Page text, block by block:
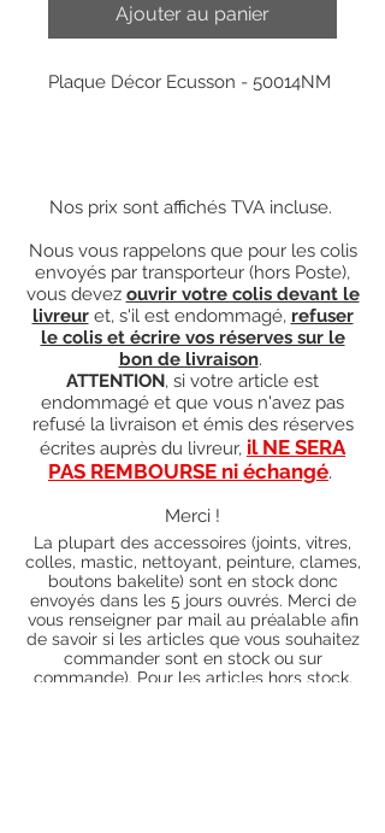
Ajouter au panier
Plaque Décor Ecusson - 50014NM
Nos prix sont affichés TVA incluse.
Nous vous rappelons que pour les colis
envoyés par transporteur (hors Poste),
vous devez ouvrir votre colis devant le
livreuret, s'il est endommagé, refuser
le colis et écrire vos réserves sur le
bon de livraison.
ATTENTION, si votre article est
endommagé et que vous n'avez pas
refusé la livraison et émis des réserves
écrites auprès du livreur, il NE SERA
PAS REMBOURSE ni échangé.
Merci !
La plupart des accessoires (joints, vitres,
colles, mastic, nettoyant, peinture, clames,
boutons bakelite) sont en stock donc
envoyés dans les 5 jours ouvrés. Merci de
vous renseigner par mail au préalable afin
de savoir si les articles que vous souhaitez
commander sont en stock ou sur
commande). Pour les articles hors stock,